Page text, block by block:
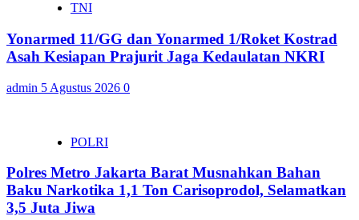
TNI
Yonarmed 11/GG dan Yonarmed 1/Roket Kostrad
Asah Kesiapan Prajurit Jaga Kedaulatan NKRI
admin 5 Agustus 2026 0
POLRI
Polres Metro Jakarta Barat Musnahkan Bahan
Baku Narkotika 1,1 Ton Carisoprodol, Selamatkan
3,5 Juta Jiwa